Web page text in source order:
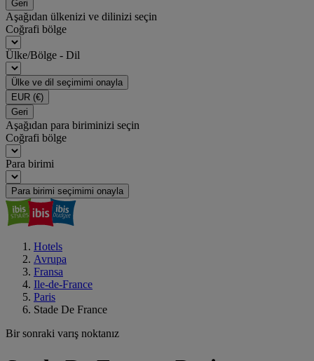
Geri
Aşağıdan ülkenizi ve dilinizi seçin
Coğrafi bölge
Ülke/Bölge - Dil
Ülke ve dil seçimimi onayla
EUR (€)
Geri
Aşağıdan para biriminizi seçin
Coğrafi bölge
Para birimi
Para birimi seçimimi onayla
Hotels
Avrupa
Fransa
Ile-de-France
Paris
Stade De France
Bir sonraki varış noktanız